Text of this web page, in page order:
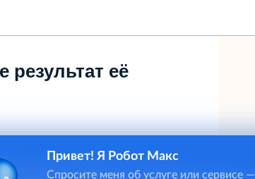
её
Привет! Я Робот Макс
Спросите меня об услуге или сервисе —